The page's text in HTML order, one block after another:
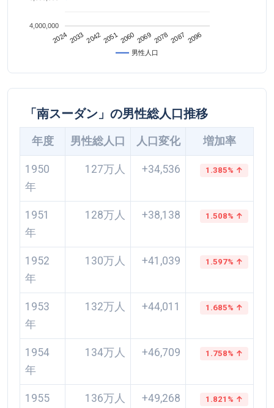
男性人口
2024 2033204220512060 2069 20782087 2096
4,000,000
「南スーダン」の男性総人口推移
年度 男性総人口 人口変化 増加率
1950
年
127万人 +34,536 1.385% ↑
1951
年
128万人 +38,138 1.508% ↑
1952
年
130万人 +41,039 1.597% ↑
1953
年
132万人 +44,011 1.685% ↑
1954
年
134万人 +46,709 1.758% ↑
1955
136万人 +49,268 1.821% ↑